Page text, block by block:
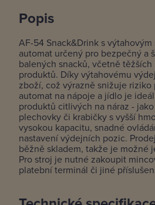
Popis
AF-54 Snack&Drink s
automat určený pro bezpečný a
balených snacků, včetně
produktů. Díky výtahovému
zboží, což výrazně snižuje riziko
automat na nápoje a jídlo je
produktů citlivých na náraz -
plechovky či krabičky s vyšší
vysokou kapacitu, snadné
nastavení výdejních pozic.
běžně skladem, takže je možné
Pro stroj je nutné zakoupit
platební terminál či jiné